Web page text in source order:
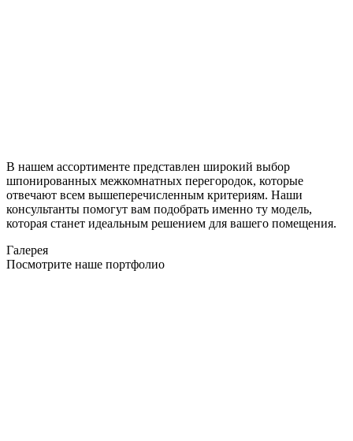
В нашем ассортименте представлен широкий выбор
шпонированных межкомнатных перегородок, которые
отвечают всем вышеперечисленным критериям. Наши
консультанты помогут вам подобрать именно ту модель,
которая станет идеальным решением для вашего помещения.
Галерея
Посмотрите наше портфолио